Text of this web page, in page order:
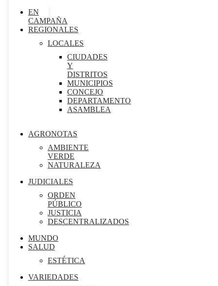
EN
CAMPAÑA
REGIONALES
LOCALES
CIUDADES
Y
DISTRITOS
MUNICIPIOS
CONCEJO
DEPARTAMENTO
ASAMBLEA
AGRONOTAS
AMBIENTE
VERDE
NATURALEZA
JUDICIALES
ORDEN
PÚBLICO
JUSTICIA
DESCENTRALIZADOS
MUNDO
SALUD
ESTÉTICA
VARIEDADES